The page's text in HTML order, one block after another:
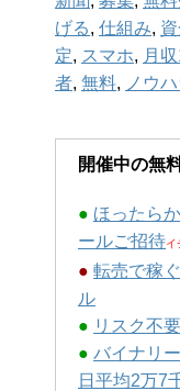
げる, 仕組み,
定, スマホ, 月
者, 無料, ノウ
開催中の無
● ほったら
ールご招待イ
● 転売で稼
ル
● リスク不
● バイナリ
日平均2万7